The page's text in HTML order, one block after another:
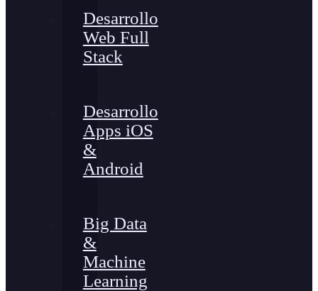
Desarrollo
Web Full
Stack
Desarrollo
Apps iOS
&
Android
Big Data
&
Machine
Learning